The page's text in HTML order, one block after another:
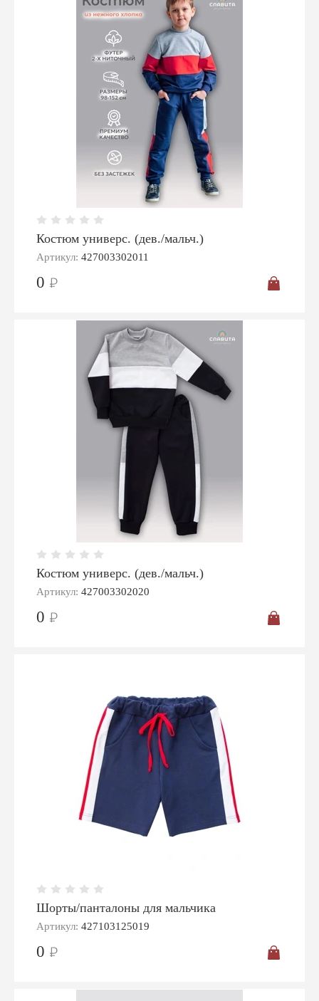
Костюм универс. (дев./мальч.)
Артикул: 427003302011
0
Костюм универс. (дев./мальч.)
Артикул: 427003302020
0
Шорты/панталоны для мальчика
Артикул: 427103125019
0